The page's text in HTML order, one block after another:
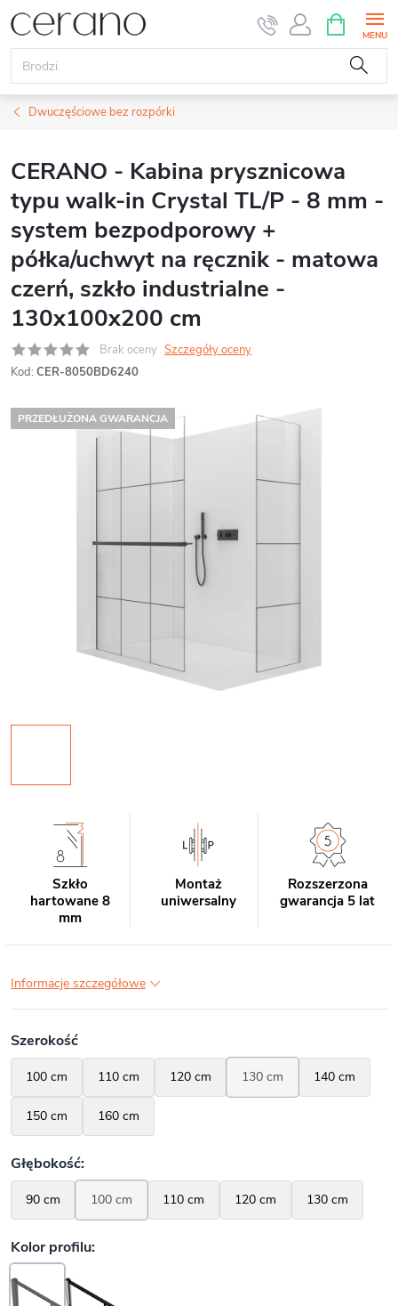
Przejść
do
treści
KOSZYK
Dwuczęściowe bez rozpórki
CERANO - Kabina prysznicowa
typu walk-in Crystal TL/P - 8 mm -
system bezpodporowy +
półka/uchwyt na ręcznik - matowa
czerń, szkło industrialne -
130x100x200 cm
Brak oceny Szczegóły oceny
Kod: CER-8050BD6240
PRZEDŁUŻONA GWARANCJA
Szkło
hartowane 8
mm
Montaż
uniwersalny
Rozszerzona
gwarancja 5 lat
Informacje szczegółowe